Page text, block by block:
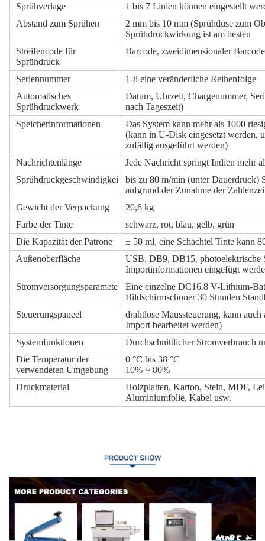
Sprühverlage
1 bis 7 Linien können eingestellt
Abstand zum Sprühen
2 mm bis 10 mm (Sprühdüse zum
Sprühdruckwirkung ist am besten
Streifencode für
Sprühdruck
Barcode, zweidimensionaler Barcode
Seriennummer
1-8 eine veränderliche Reihenfolge
Automatisches
Sprühdruckwerk
Datum, Uhrzeit, Chargenummer,
nach Tageszeit)
Speicherinformationen
Das System kann mehr als 1000
(kann in U-Disk eingesetzt werden,
zufällig ausgeführt werden)
Nachrichtenlänge
Jede Nachricht springt Indien mehr
Sprühdruckgeschwindigkeit
bis zu 80 m/min (unter Dauerdruck)
aufgrund der Zunahme der
Gewicht der Verpackung
20,6 kg
Farbe der Tinte
schwarz, rot, blau, gelb, grün
Die Kapazität der Patrone
± 50 ml, eine Schachtel Tinte kann
Außenoberfläche
USB, DB9, DB15, photoelektrische
Importinformationen eingefügt
Stromversorgungsparameter
Eine einzelne DC16.8 V-Lithium-
Bildschirmschoner 30 Stunden
Steuerungspaneel
drahtlose Maussteuerung, kann
Import bearbeitet werden)
Systemfunktionen
Durchschnittlicher Stromverbrauch
Die Temperatur der
verwendeten Umgebung
0 °C bis 38 °C
10% ~ 80%
Druckmaterial
Holzplatten, Karton, Stein, MDF,
Aluminiumfolie, Kabel usw.